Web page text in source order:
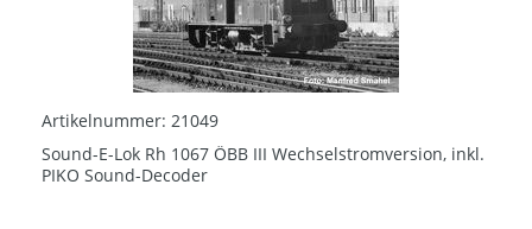
Artikelnummer: 21049
Sound-E-Lok Rh 1067 ÖBB III Wechselstromversion, inkl.
PIKO Sound-Decoder